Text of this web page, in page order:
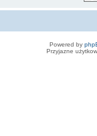
Powered by
Przyjazne